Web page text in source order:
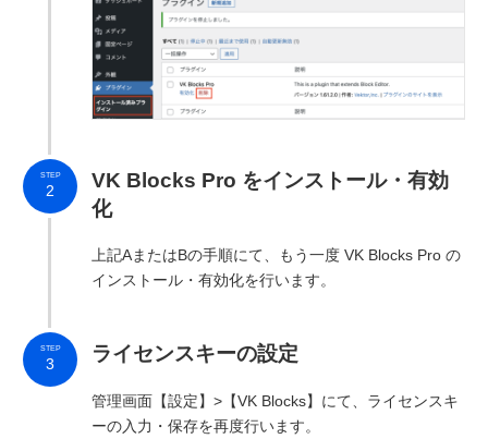
VK Blocks Pro をインストール・有効
化
上記AまたはBの手順にて、もう一度 VK Blocks Pro の
インストール・有効化を行います。
STEP
2
ライセンスキーの設定
管理画面【設定】>【VK Blocks】にて、ライセンスキ
ーの入力・保存を再度行います。
STEP
3